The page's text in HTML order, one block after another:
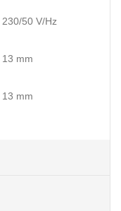
230/50 V/Hz
13 mm
13 mm